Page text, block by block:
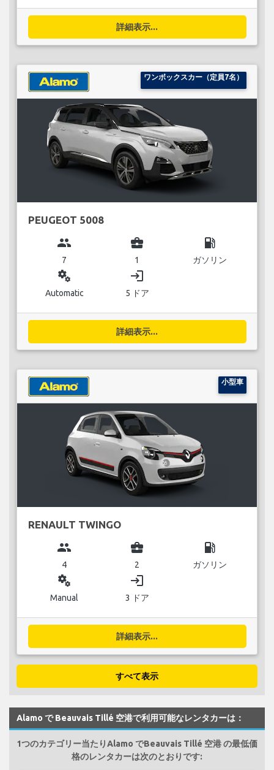
詳細表示...
ワンボックスカー（定員7名）
PEUGEOT 5008
group
7
business_center
1
local_gas_station
ガソリン
miscellaneous_services
Automatic
login
5 ドア
詳細表示...
小型車
RENAULT TWINGO
group
4
business_center
2
local_gas_station
ガソリン
miscellaneous_services
Manual
login
3 ドア
詳細表示...
すべて表示
Alamo で Beauvais Tillé 空港で利用可能なレンタカーは：
1つのカテゴリー当たりAlamo でBeauvais Tillé 空港 の最低価
格のレンタカーは次のとおりです: